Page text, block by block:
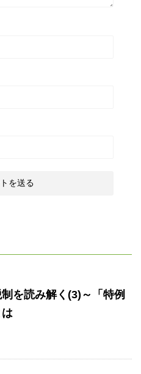
を読み解く(3)～「特例